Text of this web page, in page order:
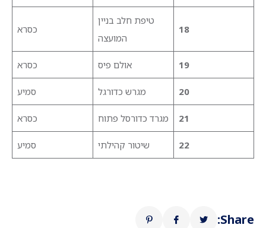
18
טיפת חלב בניין
המועצה
כסרא
19 אולם פיס כסרא
20 מגרש כדורגל סמיע
21 מגרד כדורסל פתוח כסרא
22 שיטור קהילתי סמיע
Share: